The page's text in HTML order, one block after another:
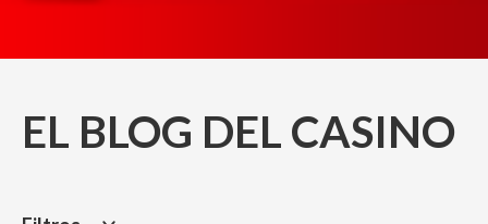
EL BLOG DEL CASINO